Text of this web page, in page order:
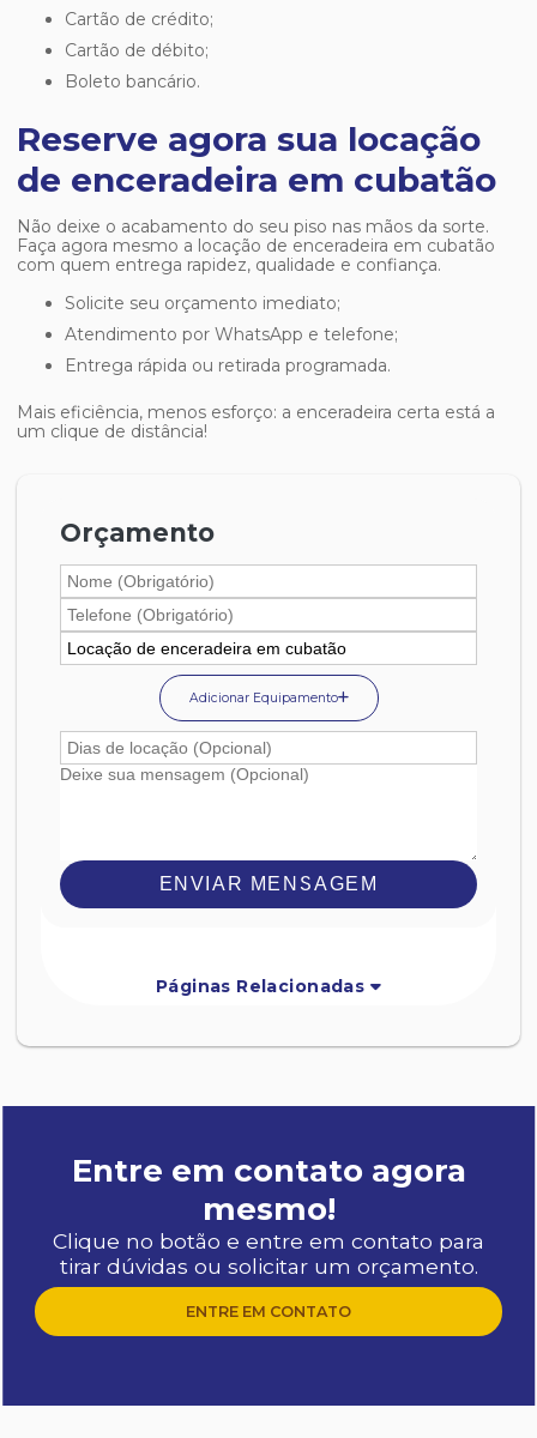
Cartão de crédito;
Cartão de débito;
Boleto bancário.
Reserve agora sua locação
de enceradeira em cubatão
Não deixe o acabamento do seu piso nas mãos da sorte.
Faça agora mesmo a locação de enceradeira em cubatão
com quem entrega rapidez, qualidade e confiança.
Solicite seu orçamento imediato;
Atendimento por WhatsApp e telefone;
Entrega rápida ou retirada programada.
Mais eficiência, menos esforço: a enceradeira certa está a
um clique de distância!
Orçamento
Adicionar Equipamento
ENVIAR MENSAGEM
Páginas Relacionadas
Entre em contato agora
mesmo!
Clique no botão e entre em contato para
tirar dúvidas ou solicitar um orçamento.
ENTRE EM CONTATO